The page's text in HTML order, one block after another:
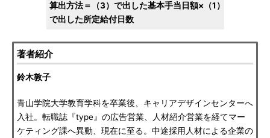
算出方法＝（3）で出した基本手当日額×（1）
で出した所定給付日数
著者紹介
鈴木敦子
青山学院大学教育学科を卒業後、キャリアデザインセンターへ
入社。転職誌『type』の広告営業、人材紹介営業を経てマー
ケティング課へ異動、現在に至る。中途採用人材による企業の